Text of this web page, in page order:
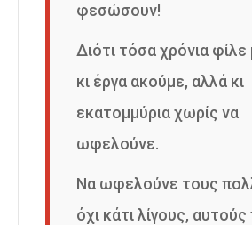
φεσώσουν!
Διότι τόσα χρόνια φίλε
κι έργα ακούμε, αλλά κι
εκατομμύρια χωρίς να
ωφελούνε.
Να ωφελούνε τους
όχι κάτι λίγους,